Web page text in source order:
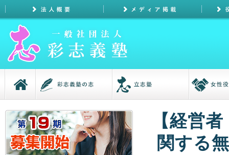
【経営
関する